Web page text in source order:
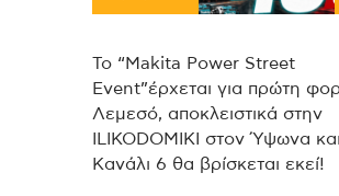
Το “Makita Power Street
Event”έρχεται για πρώτη
Λεμεσό, αποκλειστικά στην
ILIKODOMIKI στον Ύψωνα
Κανάλι 6 θα βρίσκεται εκεί!